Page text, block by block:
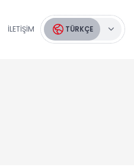
İLETIŞIM TÜRKÇE